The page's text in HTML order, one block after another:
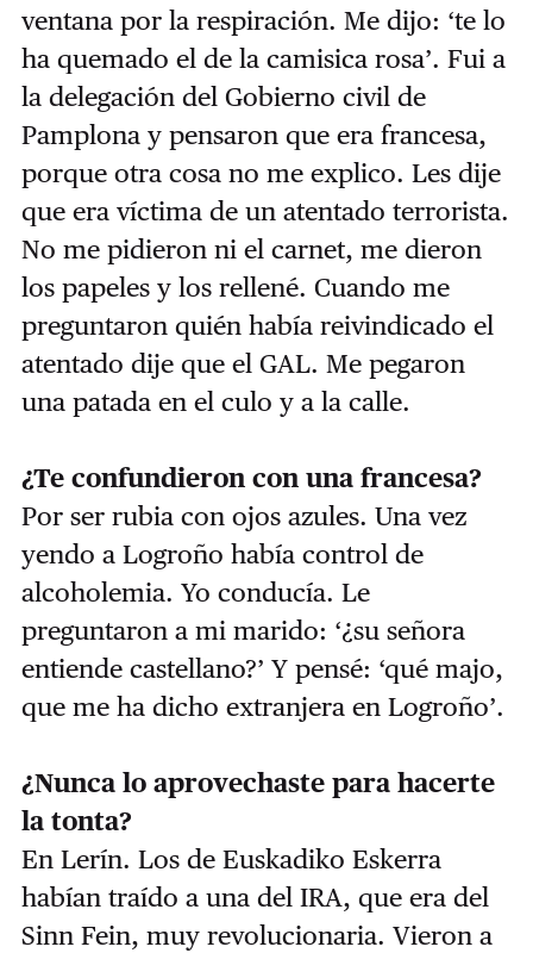
ventana por la respiración. Me dijo: ‘te lo
ha quemado el de la camisica rosa’. Fui a
la delegación del Gobierno civil de
Pamplona y pensaron que era francesa,
porque otra cosa no me explico. Les dije
que era víctima de un atentado terrorista.
No me pidieron ni el carnet, me dieron
los papeles y los rellené. Cuando me
preguntaron quién había reivindicado el
atentado dije que el GAL. Me pegaron
una patada en el culo y a la calle.
¿Te confundieron con una francesa?
Por ser rubia con ojos azules. Una vez
yendo a Logroño había control de
alcoholemia. Yo conducía. Le
preguntaron a mi marido: ‘¿su señora
entiende castellano?’ Y pensé: ‘qué majo,
que me ha dicho extranjera en Logroño’.
¿Nunca lo aprovechaste para hacerte
la tonta?
En Lerín. Los de Euskadiko Eskerra
habían traído a una del IRA, que era del
Sinn Fein, muy revolucionaria. Vieron a